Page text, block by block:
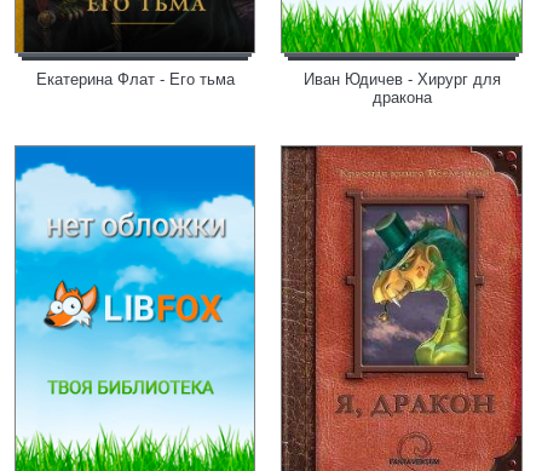
Екатерина Флат - Его тьма
Иван Юдичев - Хирург для
дракона